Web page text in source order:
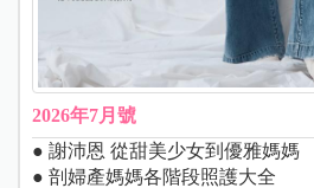
2026年7月號
● 謝沛恩 從甜美少女到優雅媽媽
● 剖婦產媽媽各階段照護大全